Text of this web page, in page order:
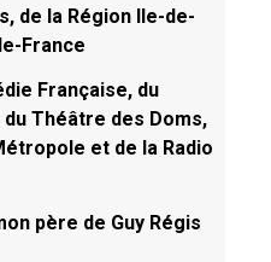
de la Région Ile-de-
France
Française, du
Théâtre des Doms,
et de la Radio
père de Guy Régis